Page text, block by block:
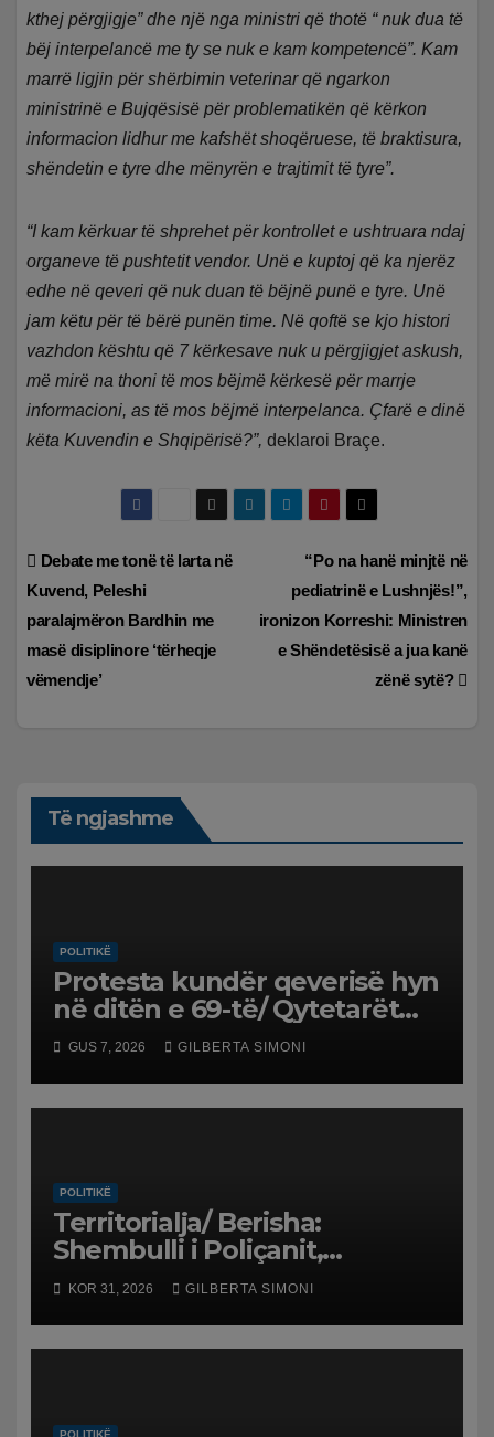
kthej përgjigje” dhe një nga ministri që thotë “ nuk dua të
bëj interpelancë me ty se nuk e kam kompetencë”. Kam
marrë ligjin për shërbimin veterinar që ngarkon
ministrinë e Bujqësisë për problematikën që kërkon
informacion lidhur me kafshët shoqëruese, të braktisura,
shëndetin e tyre dhe mënyrën e trajtimit të tyre”.
“I kam kërkuar të shprehet për kontrollet e ushtruara ndaj
organeve të pushtetit vendor. Unë e kuptoj që ka njerëz
edhe në qeveri që nuk duan të bëjnë punë e tyre. Unë
jam këtu për të bërë punën time. Në qoftë se kjo histori
vazhdon kështu që 7 kërkesave nuk u përgjigjet askush,
më mirë na thoni të mos bëjmë kërkesë për marrje
informacioni, as të mos bëjmë interpelanca. Çfarë e dinë
këta Kuvendin e Shqipërisë?”, deklaroi Braçe.
Lëvizje
te
postimet
“Po na hanë minjtë në
pediatrinë e Lushnjës!”,
ironizon Korreshi: Ministren
e Shëndetësisë a jua kanë
zënë sytë?
Debate me tonë të larta në
Kuvend, Peleshi
paralajmëron Bardhin me
masë disiplinore ‘tërheqje
vëmendje’
Të ngjashme
POLITIKË
Protesta kundër qeverisë hyn
në ditën e 69-të/ Qytetarët
kërkojnë dorëheqjen e
panegociueshme të Edi
Ramës
GUS 7, 2026 GILBERTA SIMONI
POLITIKË
Territorialja/ Berisha:
Shembulli i Poliçanit,
frymëzim. S’mund të lejohet
një tiran të shkelmojnë
interesat e qytetarëve! 3.2
KOR 31, 2026 GILBERTA SIMONI
POLITIKË